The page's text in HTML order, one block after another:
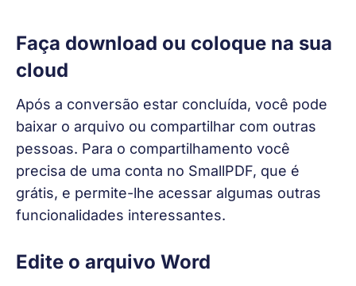
Faça download ou coloque na sua
cloud
Após a conversão estar concluída, você pode
baixar o arquivo ou compartilhar com outras
pessoas. Para o compartilhamento você
precisa de uma conta no SmallPDF, que é
grátis, e permite-lhe acessar algumas outras
funcionalidades interessantes.
Edite o arquivo Word